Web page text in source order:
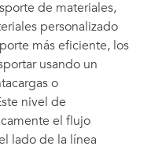
de materiales,
personalizado
más eficiente, los
usando un
o
nivel de
el flujo
lado de la línea